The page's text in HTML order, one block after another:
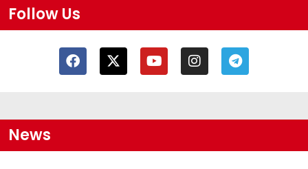
Follow Us
News